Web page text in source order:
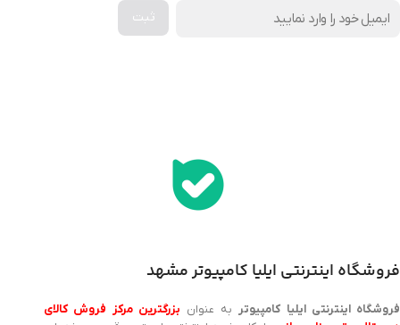
فروشگاه اینترنتی ایلیا کامپیوتر مشهد
فروشگاه اینترنتی ایلیا کامپیوتر به عنوان بزرگترین مرکز فروش کالای